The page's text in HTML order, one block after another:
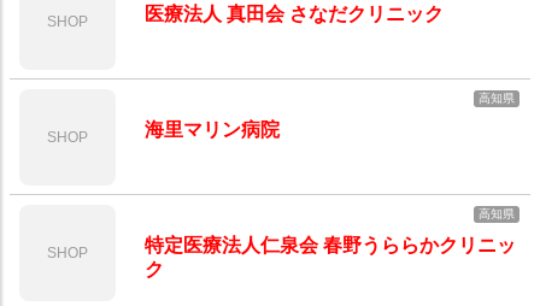
SHOP 医療法人 真田会 さなだクリニック
SHOP
高知県
海里マリン病院
SHOP
高知県
特定医療法人仁泉会 春野うららかクリニッ
ク